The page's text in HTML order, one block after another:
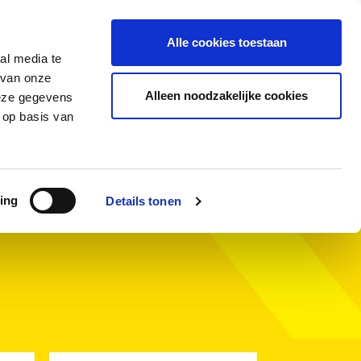
media te
onze
gegevens
basis van
Details tonen
Alle cookies toestaan
Alleen noodzakelijke cookies